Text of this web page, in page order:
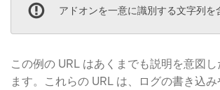
アドオンを一意に識別する文字列を
この例の URL はあくまでも説明を意図
ます。これらの URL は、ログの書き込み